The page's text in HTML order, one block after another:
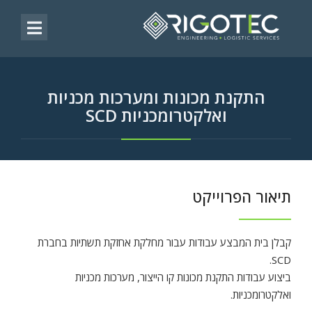
התקנת מכונות ומערכות מכניות
ואלקטרומכניות SCD
תיאור הפרוייקט
קבלן בית המבצע עבודות עבור מחלקת אחזקת תשתיות בחברת
SCD.
ביצוע עבודות התקנת מכונות קו הייצור, מערכות מכניות
ואלקטרומכניות.